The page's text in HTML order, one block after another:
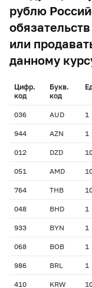
рублю
или
данному
Цифр.
код
Букв.
код
036 AUD 1
944 AZN 1
012 DZD
051 AMD
764 THB
048 BHD 1
933 BYN 1
068 BOB 1
986 BRL 1
410 KRW